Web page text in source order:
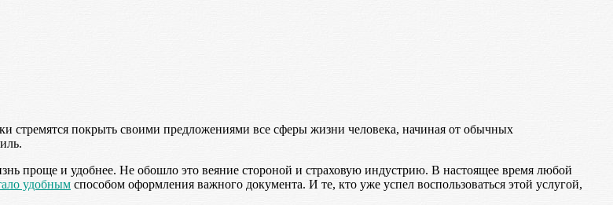
стремятся покрыть своими предложениями все сферы жизни человека, начиная от обычных
проще и удобнее. Не обошло это веяние стороной и страховую индустрию. В настоящее время любой
удобным способом оформления важного документа. И те, кто уже успел воспользоваться этой услугой,